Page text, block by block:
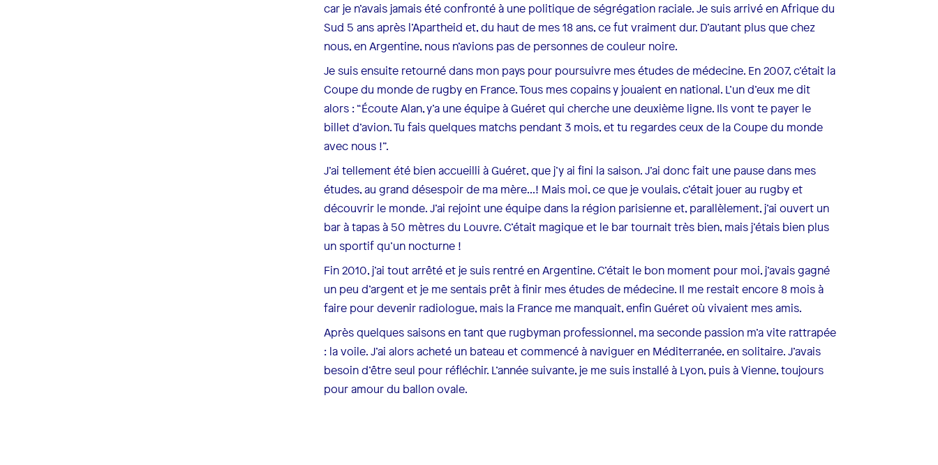
car je n’avais jamais été confronté à une politique de ségrégation raciale. Je suis arrivé en Afrique du
Sud 5 ans après l’Apartheid et, du haut de mes 18 ans, ce fut vraiment dur. D’autant plus que chez
nous, en Argentine, nous n’avions pas de personnes de couleur noire.
Je suis ensuite retourné dans mon pays pour poursuivre mes études de médecine. En 2007, c’était la
Coupe du monde de rugby en France. Tous mes copains y jouaient en national. L’un d’eux me dit
alors : “Écoute Alan, y’a une équipe à Guéret qui cherche une deuxième ligne. Ils vont te payer le
billet d’avion. Tu fais quelques matchs pendant 3 mois, et tu regardes ceux de la Coupe du monde
avec nous !”.
J’ai tellement été bien accueilli à Guéret, que j’y ai fini la saison. J’ai donc fait une pause dans mes
études, au grand désespoir de ma mère...! Mais moi, ce que je voulais, c’était jouer au rugby et
découvrir le monde. J’ai rejoint une équipe dans la région parisienne et, parallèlement, j’ai ouvert un
bar à tapas à 50 mètres du Louvre. C’était magique et le bar tournait très bien, mais j’étais bien plus
un sportif qu’un nocturne !
Fin 2010, j’ai tout arrêté et je suis rentré en Argentine. C’était le bon moment pour moi, j’avais gagné
un peu d’argent et je me sentais prêt à finir mes études de médecine. Il me restait encore 8 mois à
faire pour devenir radiologue, mais la France me manquait, enfin Guéret où vivaient mes amis.
Après quelques saisons en tant que rugbyman professionnel, ma seconde passion m’a vite rattrapée
: la voile. J’ai alors acheté un bateau et commencé à naviguer en Méditerranée, en solitaire. J’avais
besoin d’être seul pour réfléchir. L’année suivante, je me suis installé à Lyon, puis à Vienne, toujours
pour amour du ballon ovale.